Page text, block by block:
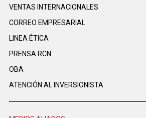
VENTAS INTERNACIONALES
CORREO EMPRESARIAL
LINEA ÉTICA
PRENSA RCN
OBA
ATENCIÓN AL INVERSIONISTA